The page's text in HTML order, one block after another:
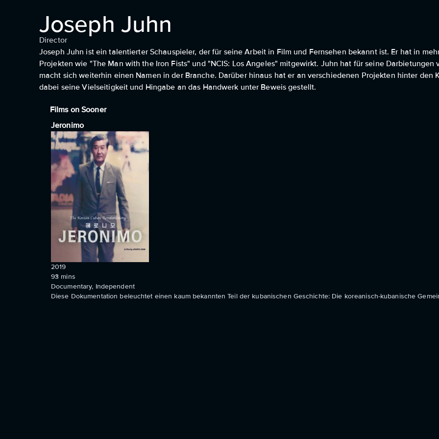
Joseph Juhn
Director
Joseph Juhn ist ein talentierter Schauspieler, der für seine Arbeit in Film und Fernsehen bekannt ist. Er hat in
Projekten wie "The Man with the Iron Fists" und "NCIS: Los Angeles" mitgewirkt. Juhn hat für seine
macht sich weiterhin einen Namen in der Branche. Darüber hinaus hat er an verschiedenen Projekten hinter den
dabei seine Vielseitigkeit und Hingabe an das Handwerk unter Beweis gestellt.
Films on Sooner
Jeronimo
2019
93 mins
Documentary, Independent
Diese Dokumentation beleuchtet einen kaum bekannten Teil der kubanischen Geschichte: Die koreanisch-kubanische